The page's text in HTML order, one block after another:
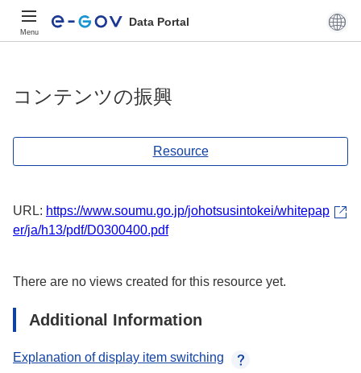
Menu
Data Portal
コンテンツの振興
Resource
URL: https://www.soumu.go.jp/johotsusintokei/whitepap
er/ja/h13/pdf/D0300400.pdf
There are no views created for this resource yet.
Additional Information
Explanation of display item switching